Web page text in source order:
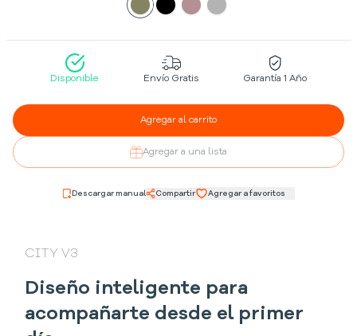
Disponible Envío Gratis Garantía 1 Año
Agregar al carrito
Agregar a una lista
Descargar manual Compartir Agregar a favoritos
CITY V3
Diseño inteligente para
acompañarte desde el primer